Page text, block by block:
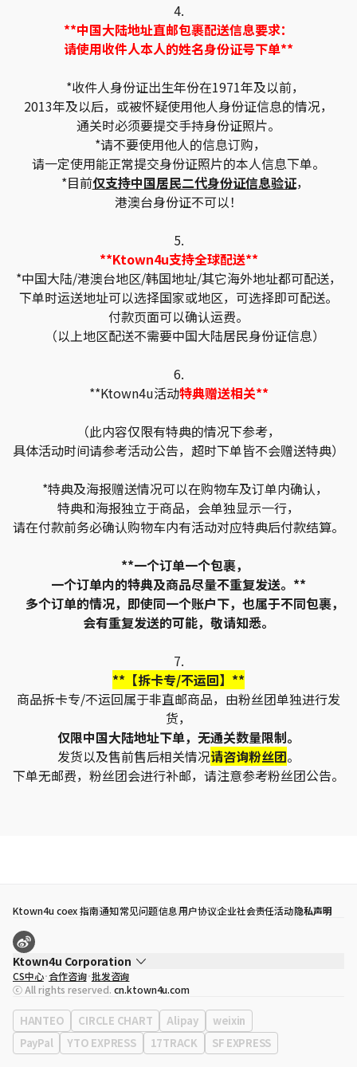
4.
**中国大陆地址直邮包裹配送信息要求：
请使用收件人本人的姓名身份证号下单**
*收件人身份证出生年份在1971年及以前，
2013年及以后，或被怀疑使用他人身份证信息的情况，
通关时必须要提交手持身份证照片。
*请不要使用他人的信息订购，
请一定使用能正常提交身份证照片的本人信息下单。
*目前仅支持中国居民二代身份证信息验证，
港澳台身份证不可以！
5.
**Ktown4u支持全球配送**
*中国大陆/港澳台地区/韩国地址/其它海外地址都可配送，
下单时运送地址可以选择国家或地区，可选择即可配送。
付款页面可以确认运费。
（以上地区配送不需要中国大陆居民身份证信息）
6.
**Ktown4u活动特典赠送相关**
（此内容仅限有特典的情况下参考，
具体活动时间请参考活动公告，超时下单皆不会赠送特典）
*特典及海报赠送情况可以在购物车及订单内确认，
特典和海报独立于商品，会单独显示一行，
请在付款前务必确认购物车内有活动对应特典后付款结算。
**一个订单一个包裹，
一个订单内的特典及商品尽量不重复发送。**
多个订单的情况，即使同一个账户下，也属于不同包裹，
会有重复发送的可能，敬请知悉。
7.
**【拆卡专/不运回】**
商品拆卡专/不运回属于非直邮商品，由粉丝团单独进行发
货，
仅限中国大陆地址下单，无通关数量限制。
发货以及售前售后相关情况请咨询粉丝团。
下单无邮费，粉丝团会进行补邮，请注意参考粉丝团公告。
Ktown4u coex 指南通知常见问题信息用户协议企业社会责任活动隐私声明
Ktown4u Corporation
代表
宋効珉
营业执照 120-87-71116
公司地址 首尔特别市 江南区 岭东大路 513号 3楼 （三成洞， coex)
CS中心 合作咨询 批发咨询
ⓒ All rights reserved. cn.ktown4u.com
HANTEO CIRCLE CHART Alipay
weixin
PayPal
YTO EXPRESS 17TRACK SF EXPRESS